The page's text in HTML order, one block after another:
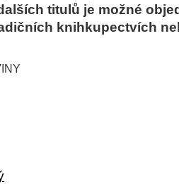
titulů je možné
knihkupectvích